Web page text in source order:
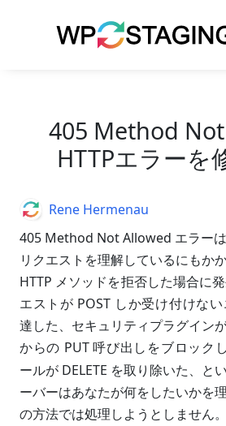
405 Method
HTTPエラーを
405 Method Not Allowed エラー
リクエストを理解しているにもか
HTTP メソッドを拒否した場合に
エストが POST しか受け付けな
達した、セキュリティプラグイン
からの PUT 呼び出しをブロックし
ールが DELETE を取り除いた、と
ーバーはあなたが何をしたいかを
の方法では処理しようとしません。
AuthorRene Hermenau